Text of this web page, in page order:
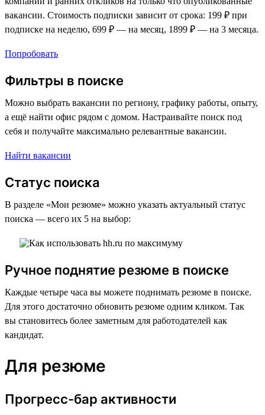
вакансии. Стоимость подписки зависит от срока: 199 ₽ при
подписке на неделю, 699 ₽ — на месяц, 1899 ₽ — на 3 месяца.
Попробовать
Фильтры в поиске
Можно выбрать вакансии по региону, графику работы, опыту,
а ещё найти офис рядом с домом. Настраивайте поиск под
себя и получайте максимально релевантные вакансии.
Найти вакансии
Статус поиска
В разделе «Мои резюме» можно указать актуальный статус
поиска — всего их 5 на выбор:
Ручное поднятие резюме в поиске
Каждые четыре часа вы можете поднимать резюме в поиске.
Для этого достаточно обновить резюме одним кликом. Так
вы становитесь более заметным для работодателей как
кандидат.
Для резюме
Прогресс-бар активности